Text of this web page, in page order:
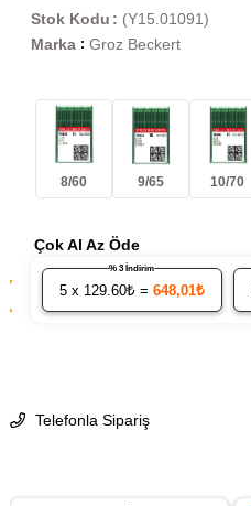
(Y15.01091)
Stok Kodu
Marka : Groz Beckert
8/60 9/65 10/70
Çok Al Az Öde
5x 129.60₺ = 648,01₺
% 3 İndirim
Telefonla Sipariş